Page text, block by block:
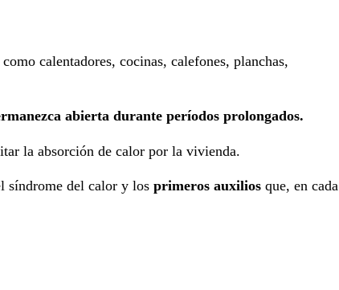
como calentadores, cocinas, calefones, planchas,
abierta durante períodos prolongados.
la absorción de calor por la vivienda.
síndrome del calor y los primeros auxilios que, en cada